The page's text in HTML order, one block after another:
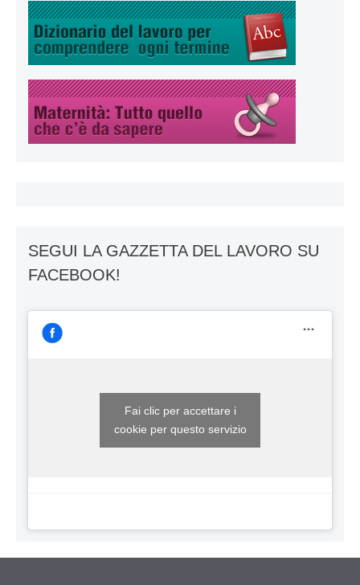
SEGUI LA GAZZETTA DEL LAVORO SU
FACEBOOK!
Fai clic per accettare i
cookie per questo servizio